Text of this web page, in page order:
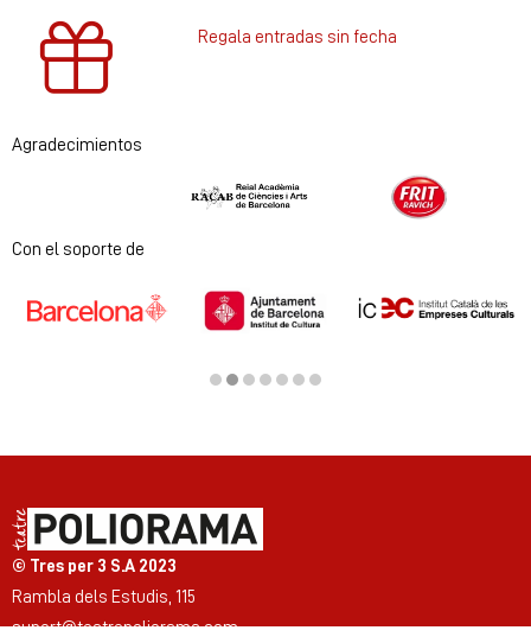
Regala entradas sin fecha
Agradecimientos
Diapositiva 1 de 2
Con el soporte de
© Tres per 3 S.A 2023
Rambla dels Estudis, 115
suport@teatrepoliorama.com